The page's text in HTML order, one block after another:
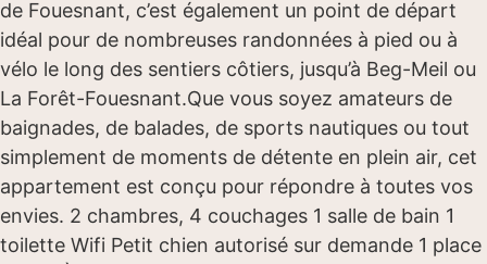
de Fouesnant, c’est également un point de départ
idéal pour de nombreuses randonnées à pied ou à
vélo le long des sentiers côtiers, jusqu’à Beg-Meil ou
La Forêt-Fouesnant.Que vous soyez amateurs de
baignades, de balades, de sports nautiques ou tout
simplement de moments de détente en plein air, cet
appartement est conçu pour répondre à toutes vos
envies. 2 chambres, 4 couchages 1 salle de bain 1
toilette Wifi Petit chien autorisé sur demande 1 place